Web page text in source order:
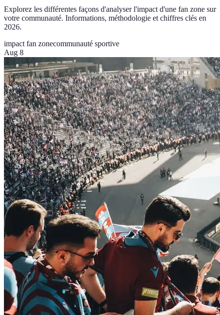
Explorez les différentes façons d'analyser l'impact d'une fan zone sur
votre communauté. Informations, méthodologie et chiffres clés en
2026.
impact fan zonecommunauté sportive
Aug 8